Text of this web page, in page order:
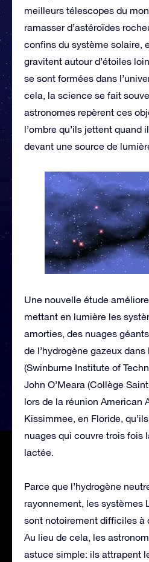
meilleurs télescopes du
ramasser d’astéroïdes
confins du système solaire,
gravitent autour d’étoiles
se sont formées dans
cela, la science se fait
astronomes repèrent ces
l’ombre qu’ils jettent quand
devant une source de
Une nouvelle étude
mettant en lumière les
amorties, des nuages
de l’hydrogène gazeux
(Swinburne Institute of
John O’Meara (Collège
lors de la réunion American
Kissimmee, en Floride,
nuages qui couvre trois fois
lactée.
Parce que l’hydrogène
rayonnement, les systèmes
sont notoirement difficiles à
Au lieu de cela, les
astuce simple: ils attrapent